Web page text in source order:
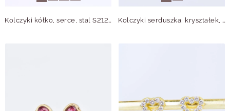
Kolczyki kółko, serce, stal S212667S00 Kolczyki serduszka, kryształek, stal pozłacana S209486Z01